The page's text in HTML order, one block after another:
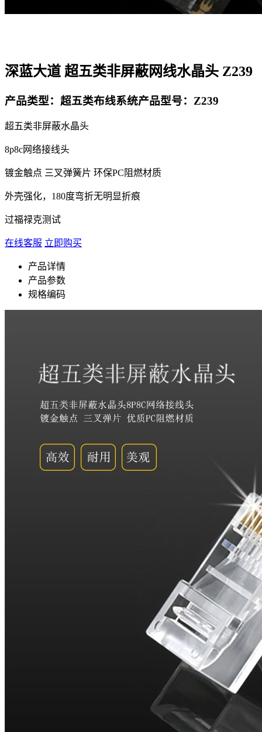
深蓝大道 超五类非屏蔽网线水晶头 Z239
产品类型：超五类布线系统产品型号：Z239
超五类非屏蔽水晶头
8p8c网络接线头
镀金触点 三叉弹簧片 环保PC阻燃材质
外壳强化，180度弯折无明显折痕
过福禄克测试
在线客服 立即购买
产品详情
产品参数
规格编码